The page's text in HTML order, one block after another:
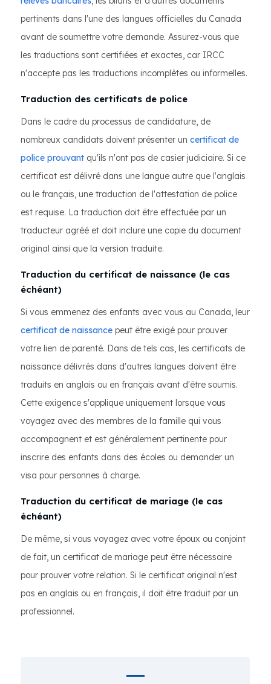
pertinents dans l'une des langues officielles du Canada
avant de soumettre votre demande. Assurez-vous que
les traductions sont certifiées et exactes, car IRCC
n'accepte pas les traductions incomplètes ou informelles.
Traduction des certificats de police
Dans le cadre du processus de candidature, de
nombreux candidats doivent présenter un certificat de
police prouvant qu'ils n'ont pas de casier judiciaire. Si ce
certificat est délivré dans une langue autre que l'anglais
ou le français, une traduction de l'attestation de police
est requise. La traduction doit être effectuée par un
traducteur agréé et doit inclure une copie du document
original ainsi que la version traduite.
Traduction du certificat de naissance (le cas
échéant)
Si vous emmenez des enfants avec vous au Canada, leur
certificat de naissance peut être exigé pour prouver
votre lien de parenté. Dans de tels cas, les certificats de
naissance délivrés dans d'autres langues doivent être
traduits en anglais ou en français avant d'être soumis.
Cette exigence s'applique uniquement lorsque vous
voyagez avec des membres de la famille qui vous
accompagnent et est généralement pertinente pour
inscrire des enfants dans des écoles ou demander un
visa pour personnes à charge.
Traduction du certificat de mariage (le cas
échéant)
De même, si vous voyagez avec votre époux ou conjoint
de fait, un certificat de mariage peut être nécessaire
pour prouver votre relation. Si le certificat original n'est
pas en anglais ou en français, il doit être traduit par un
professionnel.